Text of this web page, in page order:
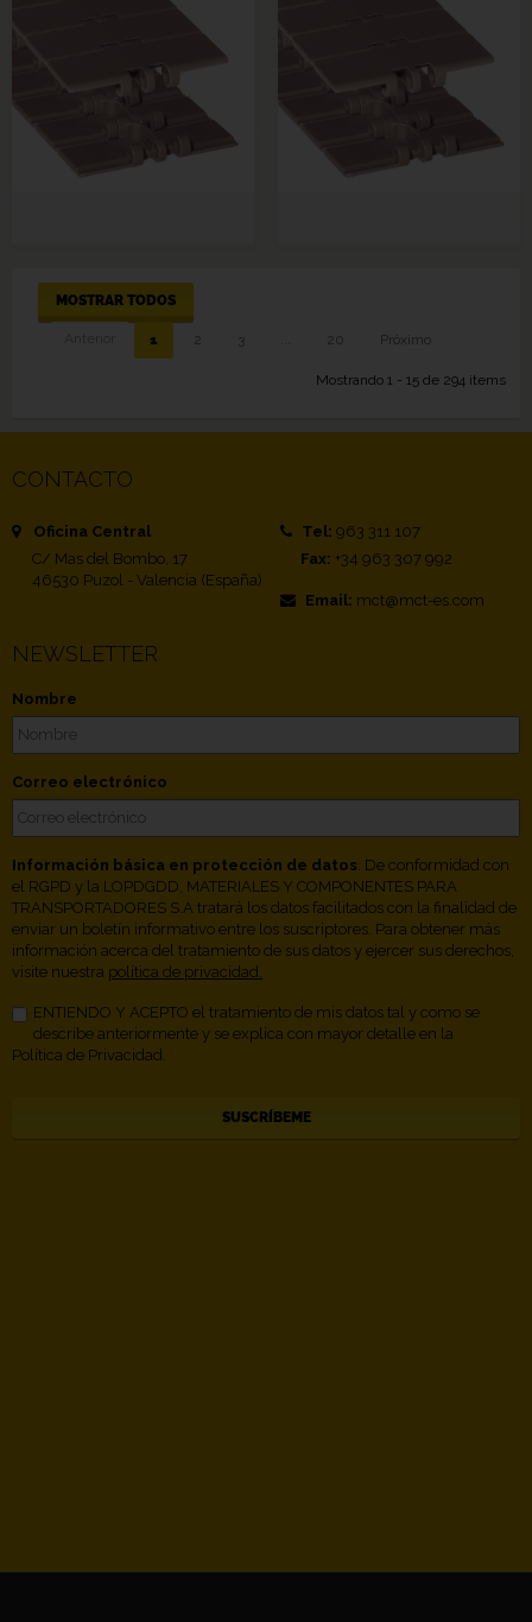
MOSTRAR TODOS
1 2 3 20 Próximo
Mostrando 1 - 15 de 294 items
CONTACTO
Oficina Central
C/ Mas del Bombo, 17
46530 Puzol - Valencia (España)
Tel: 963 311 107
Fax: +34 963 307 992
Email: mct@mct-es.com
NEWSLETTER
Nombre
Correo electrónico
Información básica en protección de datos. De conformidad con
el RGPD y la LOPDGDD, MATERIALES Y COMPONENTES PARA
TRANSPORTADORES S.A tratará los datos facilitados con la finalidad de
enviar un boletín informativo entre los suscriptores. Para obtener más
información acerca del tratamiento de sus datos y ejercer sus derechos,
visite nuestra política de privacidad.
ENTIENDO Y ACEPTO el tratamiento de mis datos tal y como se
describe anteriormente y se explica con mayor detalle en la
Política de Privacidad.